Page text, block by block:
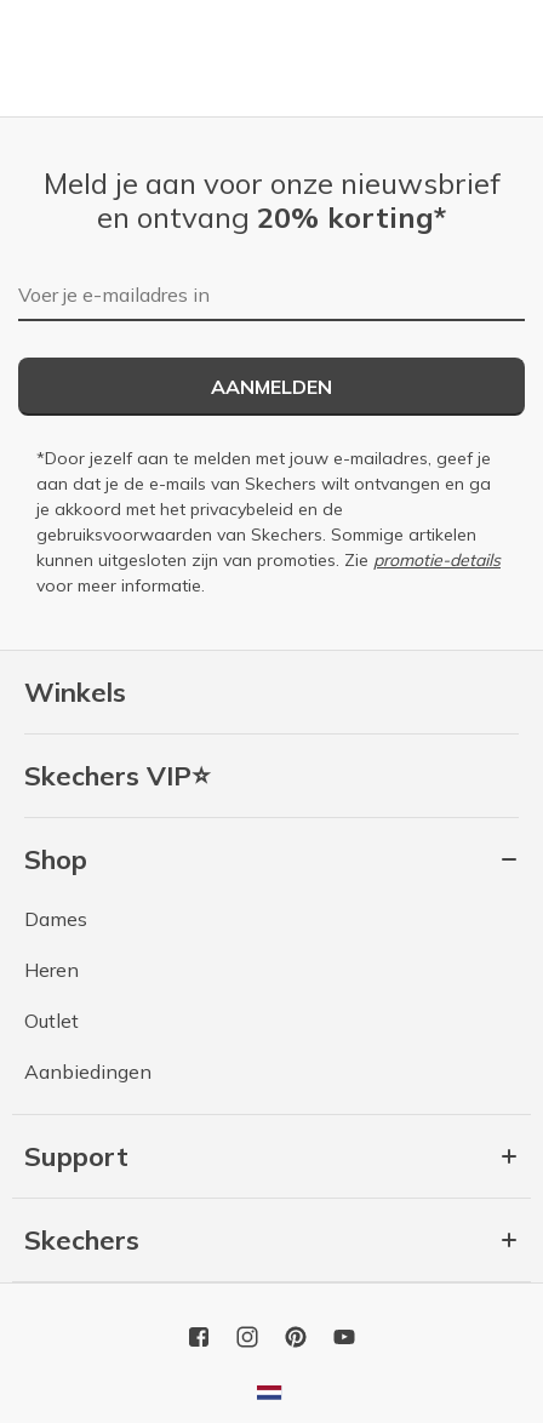
Winkels
Skechers VIP⭐
Shop
Dames
Heren
Outlet
Aanbiedingen
Support
Skechers
Meld je aan voor onze nieuwsbrief
en ontvang 20% korting*
E-mailadres
AANMELDEN
*Door jezelf aan te melden met jouw e-mailadres, geef je
aan dat je de e-mails van Skechers wilt ontvangen en ga
je akkoord met het privacybeleid en de
gebruiksvoorwaarden van Skechers. Sommige artikelen
kunnen uitgesloten zijn van promoties. Zie promotie-details
voor meer informatie.